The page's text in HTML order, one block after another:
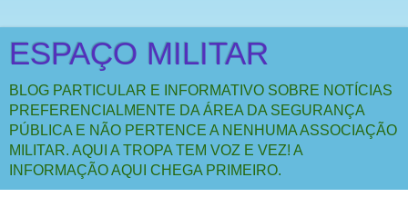
ESPAÇO MILITAR
BLOG PARTICULAR E INFORMATIVO SOBRE NOTÍCIAS
PREFERENCIALMENTE DA ÁREA DA SEGURANÇA
PÚBLICA E NÃO PERTENCE A NENHUMA ASSOCIAÇÃO
MILITAR. AQUI A TROPA TEM VOZ E VEZ! A
INFORMAÇÃO AQUI CHEGA PRIMEIRO.